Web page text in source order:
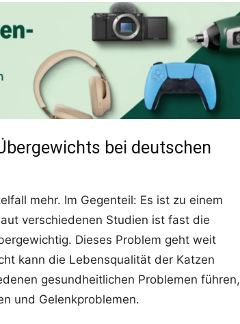
bei deutschen
mehr. Im Gegenteil: Es ist zu einem
verschiedenen Studien ist fast die
Dieses Problem geht weit
kann die Lebensqualität der Katzen
gesundheitlichen Problemen führen,
und Gelenkproblemen.